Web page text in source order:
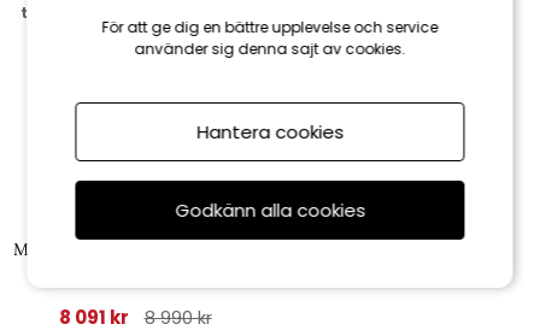
till 16/8
Mozzo parasoll 4x4 m - fashion
8 091 kr 8 990 kr
För att ge dig en bättre upplevelse och service
använder sig denna sajt av cookies.
Hantera cookies
Godkänn alla cookies